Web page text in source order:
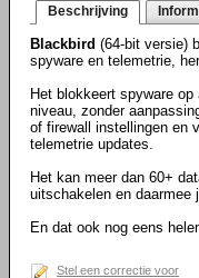
Beschrijving
Blackbird (64-bit versie)
spyware en telemetrie,
Het blokkeert spyware
niveau, zonder
of firewall instellingen en
telemetrie updates.
Het kan meer dan 60+
uitschakelen en daarmee
En dat ook nog eens
Stel een correctie voor